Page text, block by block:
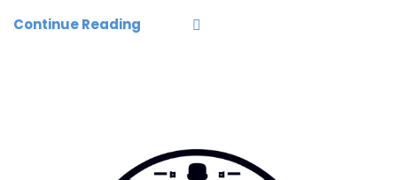
Continue Reading